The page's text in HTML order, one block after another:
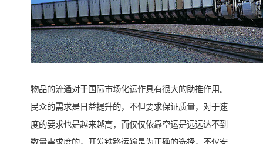
物品的流通对于国际市场化运作具有很大的助推作用。
民众的需求是日益提升的，不但要求保证质量，对于速
度的要求也是越来越高，而仅仅依靠空运是远远达不到